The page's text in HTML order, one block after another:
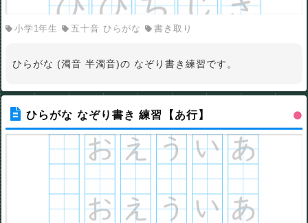
小学1年生 五十音 ひらがな 書き取り
ひらがな (濁音 半濁音)の なぞり書き練習です。
ひらがな なぞり書き 練習【あ行】